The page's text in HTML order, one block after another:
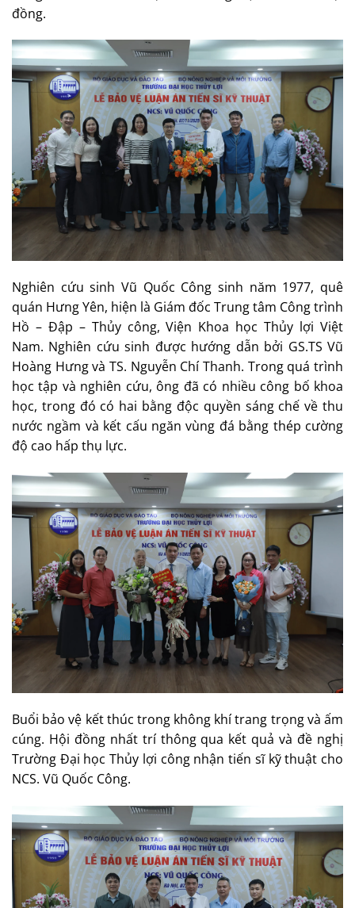
đồng.
Nghiên cứu sinh Vũ Quốc Công sinh năm 1977, quê
quán Hưng Yên, hiện là Giám đốc Trung tâm Công trình
Hồ – Đập – Thủy công, Viện Khoa học Thủy lợi Việt
Nam. Nghiên cứu sinh được hướng dẫn bởi GS.TS Vũ
Hoàng Hưng và TS. Nguyễn Chí Thanh. Trong quá trình
học tập và nghiên cứu, ông đã có nhiều công bố khoa
học, trong đó có hai bằng độc quyền sáng chế về thu
nước ngầm và kết cấu ngăn vùng đá bằng thép cường
độ cao hấp thụ lực.
Buổi bảo vệ kết thúc trong không khí trang trọng và ấm
cúng. Hội đồng nhất trí thông qua kết quả và đề nghị
Trường Đại học Thủy lợi công nhận tiến sĩ kỹ thuật cho
NCS. Vũ Quốc Công.